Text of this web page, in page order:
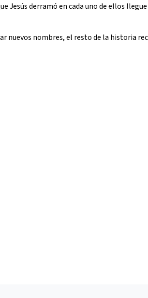
Jesús derramó en cada uno de ellos
nuevos nombres, el resto de la historia